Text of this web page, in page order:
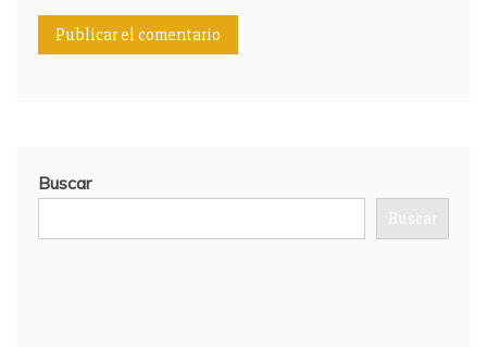
Buscar
Buscar